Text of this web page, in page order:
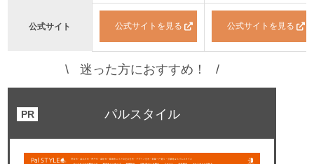
公式サイト 公式サイトを見る 公式サイトを見る
迷った方におすすめ！
パルスタイル